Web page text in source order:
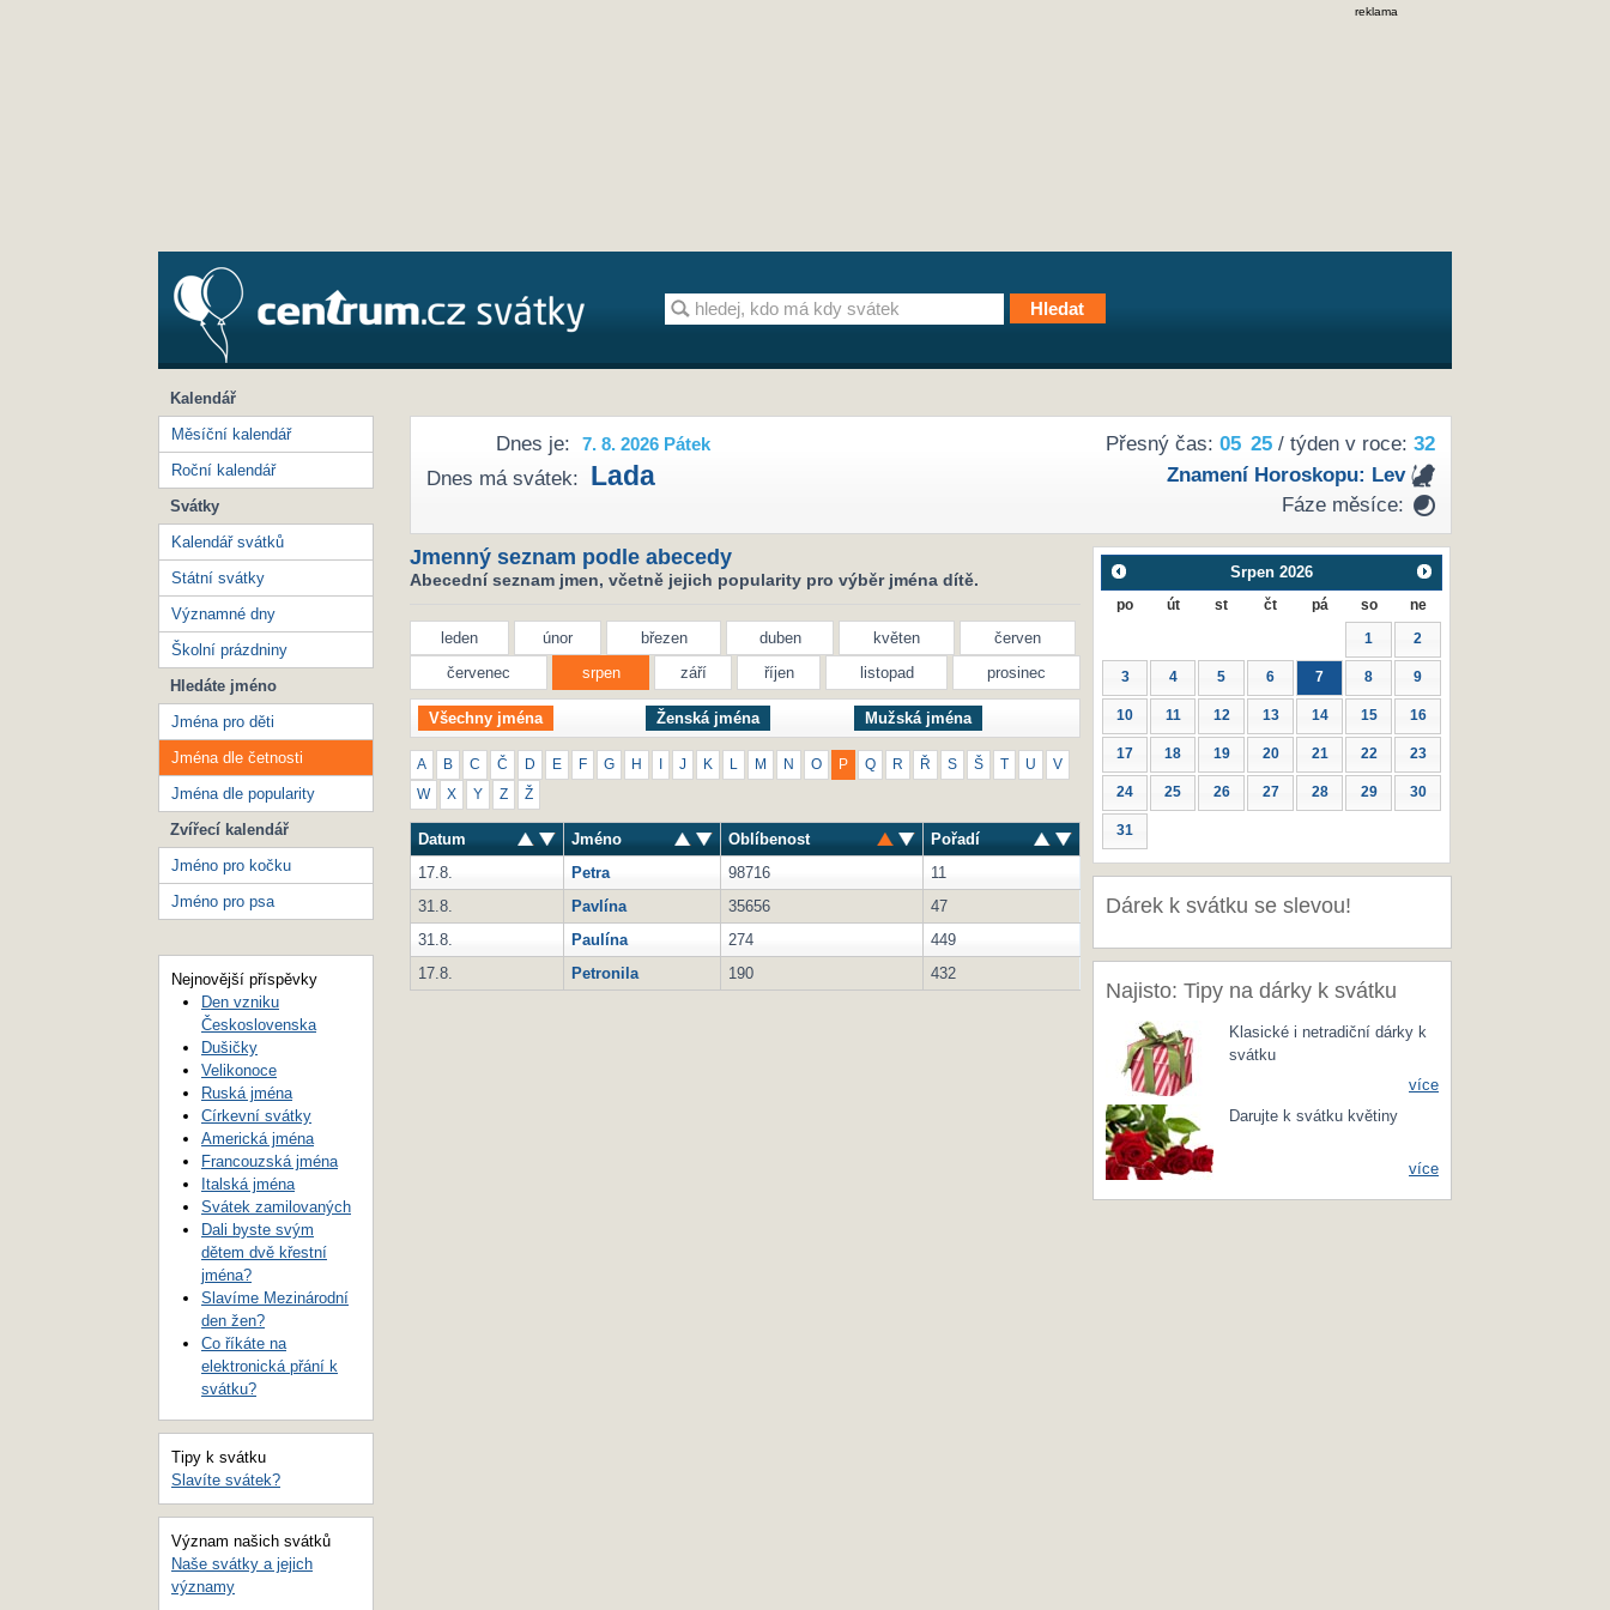
reklama
Přesný čas: 05 25/ týden v roce: 32
Znamení Horoskopu: Lev
Fáze měsíce:
Dnes je: 7. 8. 2026 Pátek
Dnes má svátek: Lada
Jmenný seznam podle abecedy
Abecední seznam jmen, včetně jejich popularity pro výběr jména dítě.
leden únor březen duben květen
červen
červenec
srpen září říjen listopad prosinec
Všechny jména Ženská jména Mužská jména
A B C Č D E F G H J K M N O P Q R Ř S Š U V
W X Y Z Ž
Datum Jméno Oblíbenost
Pořadí
17.8.
Petra 98716
11
31.8.
Pavlína 35656
47
31.8.
Paulína 274
449
17.8.
Petronila 190 432
Srpen 2026
po út st čt pá so ne
1 2
3 4 5 6 7 8 9
10 11 12 13 14 15 16
17 18 19 20 21 22 23
24 25 26 27 28 29 30
31
Dárek k svátku se slevou!
Najisto: Tipy na dárky k svátku
Klasické i netradiční dárky k
svátku
více
Darujte k svátku květiny
více
Kalendář
Měsíční kalendář
Roční kalendář
Svátky
Kalendář svátků
Státní svátky
Významné dny
Školní prázdniny
Hledáte jméno
Jména pro děti
Jména dle četnosti
Jména dle popularity
Zvířecí kalendář
Jméno pro kočku
Jméno pro psa
Nejnovější příspěvky
Den vzniku
Československa
Dušičky
Velikonoce
Ruská jména
Církevní svátky
Americká jména
Francouzská jména
Italská jména
Svátek zamilovaných
Dali byste svým
dětem dvě křestní
jména?
Slavíme Mezinárodní
den žen?
Co říkáte na
elektronická přání k
svátku?
Tipy k svátku
Slavíte svátek?
Význam našich svátků
Naše svátky a jejich
významy